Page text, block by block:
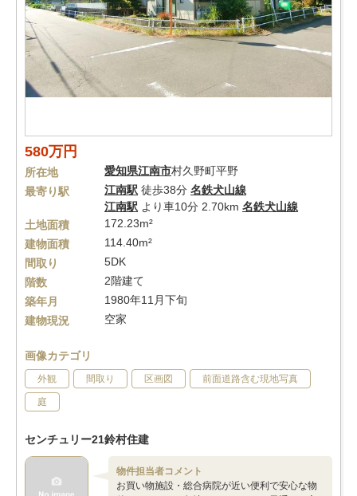
580万円
所在地 愛知県江南市村久野町平野
最寄り駅
江南駅 徒歩38分 名鉄犬山線
江南駅 より車10分 2.70km 名鉄犬山線
土地面積
172.23m²
建物面積
114.40m²
間取り
5DK
階数
2階建て
築年月
1980年11月下旬
建物現況
空家
画像カテゴリ
外観 間取り 区画図 前面道路含む現地写真
庭
センチュリー21鈴村住建
物件担当者コメント
お買い物施設・総合病院が近い便利で安心な物